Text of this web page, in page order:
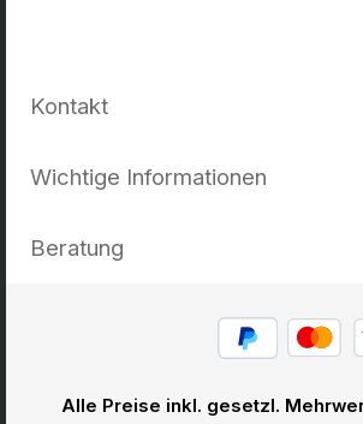
Kontakt
Wichtige Informationen
Beratung
Alle Preise inkl. gesetzl.